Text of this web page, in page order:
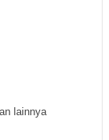
lainnya